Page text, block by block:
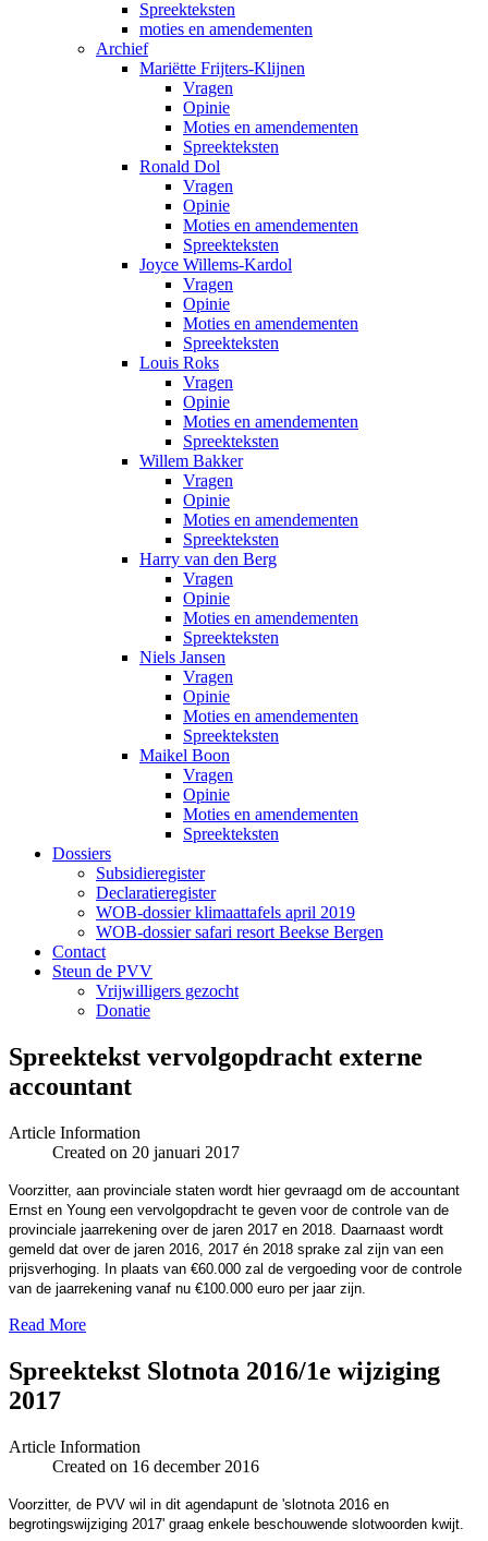
Spreekteksten
moties en amendementen
Archief
Mariëtte Frijters-Klijnen
Vragen
Opinie
Moties en amendementen
Spreekteksten
Ronald Dol
Vragen
Opinie
Moties en amendementen
Spreekteksten
Joyce Willems-Kardol
Vragen
Opinie
Moties en amendementen
Spreekteksten
Louis Roks
Vragen
Opinie
Moties en amendementen
Spreekteksten
Willem Bakker
Vragen
Opinie
Moties en amendementen
Spreekteksten
Harry van den Berg
Vragen
Opinie
Moties en amendementen
Spreekteksten
Niels Jansen
Vragen
Opinie
Moties en amendementen
Spreekteksten
Maikel Boon
Vragen
Opinie
Moties en amendementen
Spreekteksten
Dossiers
Subsidieregister
Declaratieregister
WOB-dossier klimaattafels april 2019
WOB-dossier safari resort Beekse Bergen
Contact
Steun de PVV
Vrijwilligers gezocht
Donatie
Spreektekst vervolgopdracht externe
accountant
Article Information
Created on 20 januari 2017
Voorzitter, aan provinciale staten wordt hier gevraagd om de accountant
Ernst en Young een vervolgopdracht te geven voor de controle van de
provinciale jaarrekening over de jaren 2017 en 2018. Daarnaast wordt
gemeld dat over de jaren 2016, 2017 én 2018 sprake zal zijn van een
prijsverhoging. In plaats van €60.000 zal de vergoeding voor de controle
van de jaarrekening vanaf nu €100.000 euro per jaar zijn.
Read More
Spreektekst Slotnota 2016/1e wijziging
2017
Article Information
Created on 16 december 2016
Voorzitter, de PVV wil in dit agendapunt de 'slotnota 2016 en
begrotingswijziging 2017' graag enkele beschouwende slotwoorden kwijt.